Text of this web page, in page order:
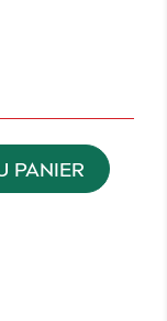
PANIER